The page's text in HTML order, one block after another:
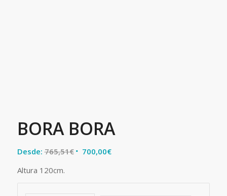
BORA BORA
Desde:765,51€ 700,00€
Altura 120cm.